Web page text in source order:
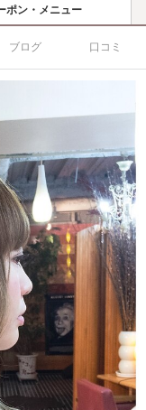
ポン・メニュー
ブログ 口コミ